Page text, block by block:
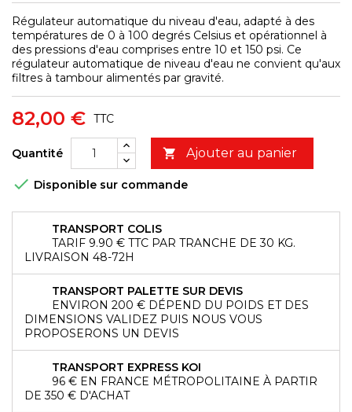
Régulateur automatique du niveau d'eau, adapté à des
températures de 0 à 100 degrés Celsius et opérationnel à
des pressions d'eau comprises entre 10 et 150 psi. Ce
régulateur automatique de niveau d'eau ne convient qu'aux
filtres à tambour alimentés par gravité.
82,00 € TTC
Quantité  Ajouter au panier
 Disponible sur commande
TRANSPORT COLIS
TARIF 9.90 € TTC PAR TRANCHE DE 30 KG.
LIVRAISON 48-72H
TRANSPORT PALETTE SUR DEVIS
ENVIRON 200 € DÉPEND DU POIDS ET DES
DIMENSIONS VALIDEZ PUIS NOUS VOUS
PROPOSERONS UN DEVIS
TRANSPORT EXPRESS KOI
96 € EN FRANCE MÉTROPOLITAINE À PARTIR
DE 350 € D'ACHAT